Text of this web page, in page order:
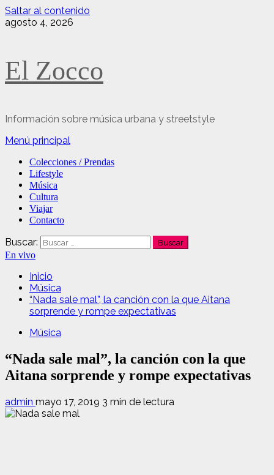
Saltar al contenido
agosto 4, 2026
El Zocco
Información sobre música urbana y streetstyle
Menú principal
Colecciones / Prendas
Lifestyle
Música
Cultura
Viajar
Contacto
Buscar:
En vivo
Inicio
Música
“Nada sale mal”, la canción con la que Aitana
sorprende y rompe expectativas
Música
“Nada sale mal”, la canción con la que
Aitana sorprende y rompe expectativas
admin mayo 17, 2019 3 min de lectura